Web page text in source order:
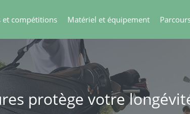
et compétitions Matériel et équipement
protège votre